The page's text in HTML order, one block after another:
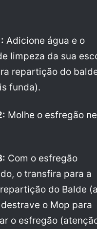
Adicione água e o
limpeza da sua
repartição do
funda).
Molhe o esfregão
Com o esfregão
o transfira para a
do Balde (a
o Mop para
o esfregão